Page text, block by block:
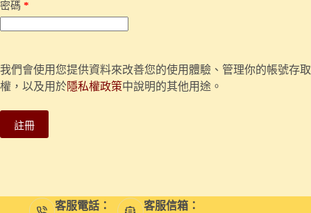
密碼 *
填
我們會使用您提供資料來改善您的使用體驗、管理你的帳號存取
權，以及用於隱私權政策中說明的其他用途。
註冊
客服電話： 客服信箱：